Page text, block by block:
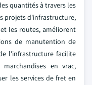
quantités à travers les
projets d'infrastructure,
les routes, améliorent
de manutention de
l'infrastructure facilite
en vrac,
les services de fret en